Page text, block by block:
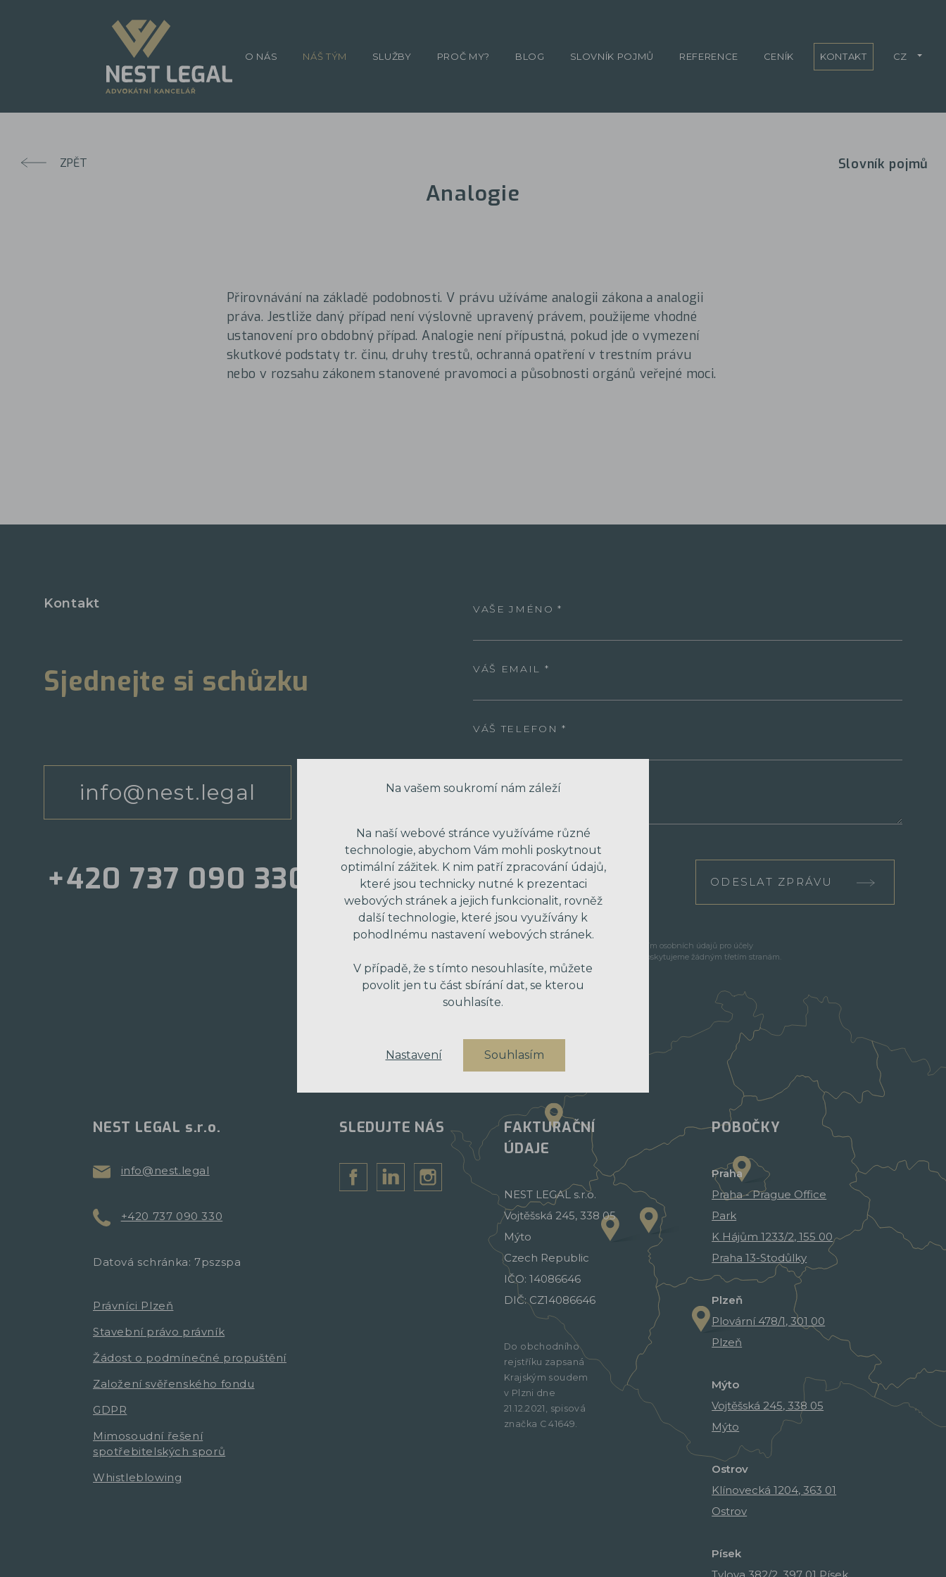
ZPĚT Slovník pojmů
Analogie
Přirovnávání na základě podobnosti. V právu užíváme analogii zákona a analogii
práva. Jestliže daný případ není výslovně upravený právem, použijeme vhodné
ustanovení pro obdobný případ. Analogie není přípustná, pokud jde o vymezení
skutkové podstaty tr. činu, druhy trestů, ochranná opatření v trestním právu
nebo v rozsahu zákonem stanovené pravomoci a působnosti orgánů veřejné moci.
Kontakt
Sjednejte si schůzku
info@nest.legal
+420 737 090 330
VAŠE JMÉNO
VÁŠ EMAIL
VÁŠ TELEFON
VAŠE ZPRÁVA
ODESLAT ZPRÁVU
* Odesláním formuláře souhlasím se zpracováním osobních údajů pro účely
obchodní nabídky. Vaše osobní údaje dále neposkytujeme žádným třetím stranám.
NEST LEGAL s.r.o.
info@nest.legal
+420 737 090 330
Datová schránka: 7pszspa
Právníci Plzeň
Stavební právo právník
Žádost o podmínečné propuštění
Založení svěřenského fondu
GDPR
Mimosoudní řešení
spotřebitelských sporů
Whistleblowing
SLEDUJTE NÁS
FAKTURAČNÍ
ÚDAJE
NEST LEGAL s.r.o.
Vojtěšská 245, 338 05
Mýto
Czech Republic
IČO: 14086646
DIČ: CZ14086646
Do obchodního
rejstříku zapsaná
Krajským soudem
v Plzni dne
21.12.2021, spisová
značka C 41649.
POBOČKY
Praha
Praha - Prague Office
Park
K Hájům 1233/2, 155 00
Praha 13-Stodůlky
Plzeň
Plovární 478/1, 301 00
Plzeň
Mýto
Vojtěšská 245, 338 05
Mýto
Ostrov
Klínovecká 1204, 363 01
Ostrov
Písek
O NÁS NÁŠ TÝM SLUŽBY PROČ MY? BLOG SLOVNÍK POJMŮ REFERENCE CENÍK KONTAKT CZ
Na vašem soukromí nám záleží
Na naší webové stránce využíváme různé
technologie, abychom Vám mohli poskytnout
optimální zážitek. K nim patří zpracování údajů,
které jsou technicky nutné k prezentaci
webových stránek a jejich funkcionalit, rovněž
další technologie, které jsou využívány k
pohodlnému nastavení webových stránek.
V případě, že s tímto nesouhlasíte, můžete
povolit jen tu část sbírání dat, se kterou
souhlasíte.
Nastavení Souhlasím